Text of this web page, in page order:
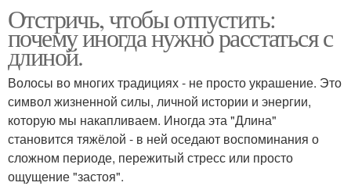
Отстричь, чтобы отпустить:
почему иногда нужно расстаться с
длиной.
Волосы во многих традициях - не просто украшение. Это
символ жизненной силы, личной истории и энергии,
которую мы накапливаем. Иногда эта "Длина"
становится тяжёлой - в ней оседают воспоминания о
сложном периоде, пережитый стресс или просто
ощущение "застоя".